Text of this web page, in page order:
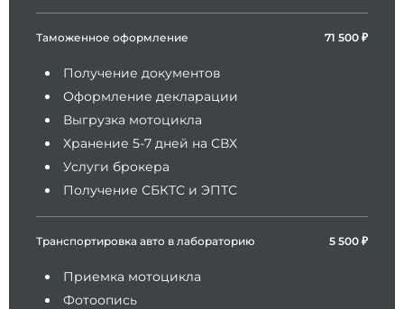
Таможенное оформление 71 500 ₽
Получение документов
Оформление декларации
Выгрузка мотоцикла
Хранение 5-7 дней на СВХ
Услуги брокера
Получение СБКТС и ЭПТС
Транспортировка авто в лабораторию 5 500 ₽
Приемка мотоцикла
Фотоопись